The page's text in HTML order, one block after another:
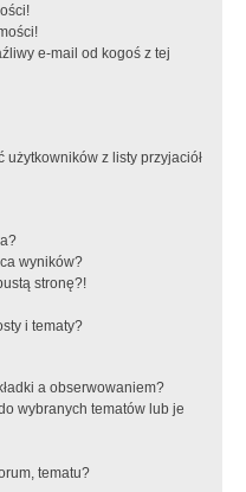
e-mail od kogoś z tej
z listy przyjaciół
wyników?
stronę?!
i tematy?
a obserwowaniem?
wybranych tematów lub je
tematu?